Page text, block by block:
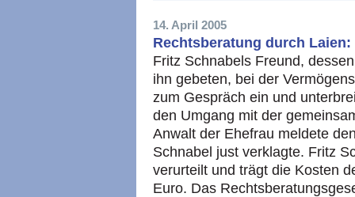
14. April 2005
Rechtsberatung durch
Fritz Schnabels Freund,
ihn gebeten, bei der
zum Gespräch ein und
den Umgang mit der
Anwalt der Ehefrau meldete
Schnabel just verklagte. Fritz
verurteilt und trägt die Kosten
Euro. Das